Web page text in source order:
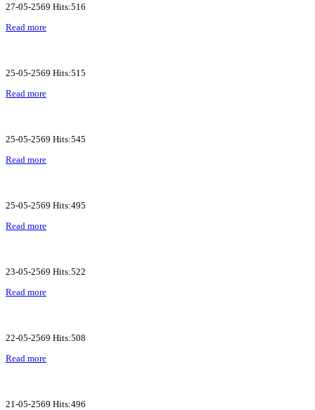
27-05-2569 Hits:516
Read more
25-05-2569 Hits:515
Read more
25-05-2569 Hits:545
Read more
25-05-2569 Hits:495
Read more
23-05-2569 Hits:522
Read more
22-05-2569 Hits:508
Read more
21-05-2569 Hits:496